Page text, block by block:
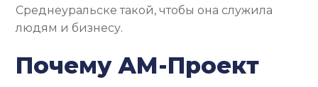
Среднеуральске такой, чтобы она служила
людям и бизнесу.
Почему АМ-Проект